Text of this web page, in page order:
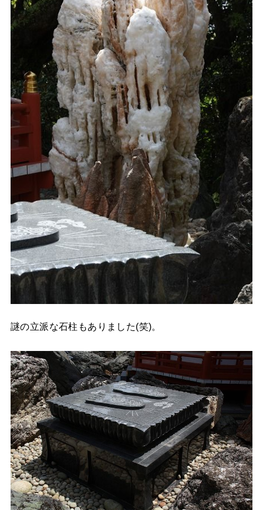
謎の立派な石柱もありました(笑)。